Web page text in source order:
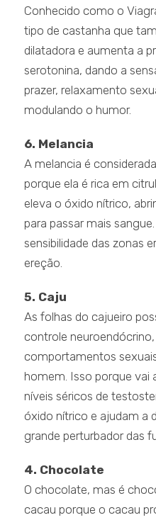
Conhecido como o
tipo de castanha que
dilatadora e aumenta a
serotonina, dando a
prazer, relaxamento
modulando o humor.
6. Melancia
A melancia é
porque ela é rica em
eleva o óxido nítrico,
para passar mais
sensibilidade das zonas
ereção.
5. Caju
As folhas do cajueiro
controle
comportamentos
homem. Isso porque vai
níveis séricos de
óxido nítrico e ajudam a
grande perturbador das
4. Chocolate
O chocolate, mas é
cacau porque o cacau